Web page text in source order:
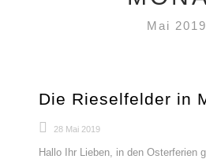
Mai 2019
Die Rieselfelder in
28 Mai 2019
Hallo Ihr Lieben, in den Osterferien